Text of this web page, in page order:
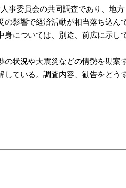
事委員会の共同調査であり、地
影響で経済活動が相当落ち込ん
については、別途、前広に示し
状況や大震災などの情勢を勘案
ている。調査内容、勧告をどう